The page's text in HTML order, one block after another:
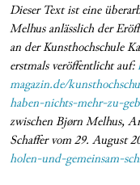
Dieser Text ist eine
Melhus anlässlich der
an der Kunsthochschule
erstmals veröffentlicht auf:
magazin.de/
haben-nichts-mehr-zu-
zwischen Bjørn Melhus,
Schaffer vom 29. August
holen-und-gemeinsam-